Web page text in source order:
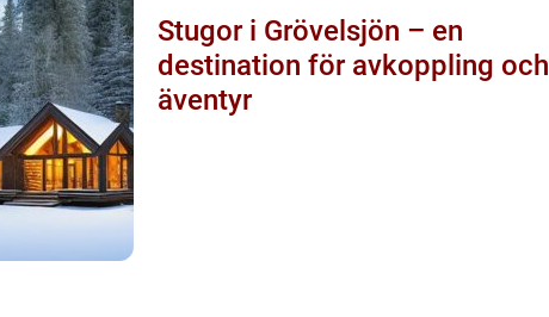
Stugor i Grövelsjön – en
destination för avkoppling och
äventyr